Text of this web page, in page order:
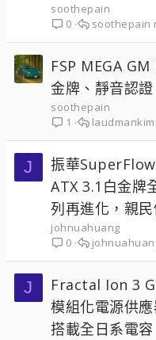
soothepain
0
soothepain
FSP MEGA
金牌、靜音認
soothepain
1
J
振華
ATX 3.1白金牌
列再進化，親
johnuahuang
0
J
Fractal Ion 3
模組化電源供
搭載全日系電